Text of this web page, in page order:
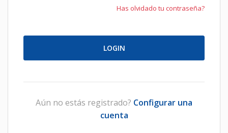
Has olvidado tu contraseña?
Aún no estás registrado? Configurar una
cuenta